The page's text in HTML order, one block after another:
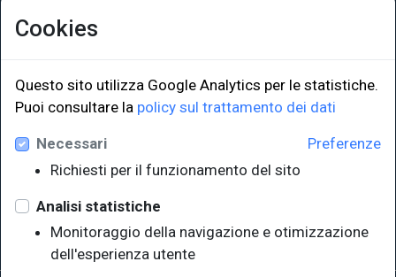
LINK ISTITUZIONALI
Università degli Studi di Trieste
Sistema Bibliotecario di Ateneo
EUT in cifre
Cookies
Questo sito utilizza Google Analytics per le statistiche.
Puoi consultare la policy sul trattamento dei dati
Preferenze
Necessari
Richiesti per il funzionamento del sito
Analisi statistiche
Monitoraggio della navigazione e otimizzazione
dell'esperienza utente